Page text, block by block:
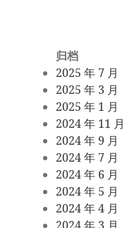
归档
2025 年 7 月
2025 年 3 月
2025 年 1 月
2024 年 11 月
2024 年 9 月
2024 年 7 月
2024 年 6 月
2024 年 5 月
2024 年 4 月